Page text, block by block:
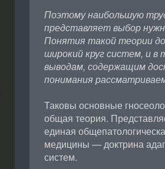
Поэтому наибольшую
представляет выбор
Понятия такой теории
широкий круг систем, и
выводам, содержащим
понимания
Таковы основные
общая теория.
единая
медицины — доктрина
систем.